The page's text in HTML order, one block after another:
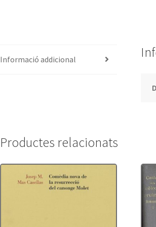
Informació addicional
Productes relacionats